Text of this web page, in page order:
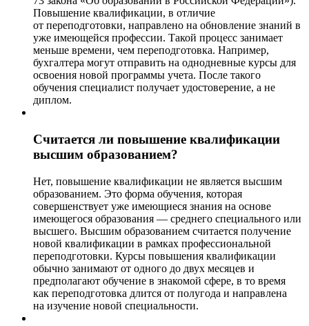
Повышение квалификации, в отличие
от переподготовки, направлено на обновление знаний в
уже имеющейся профессии. Такой процесс занимает
меньше времени, чем переподготовка. Например,
бухгалтера могут отправить на однодневные курсы для
освоения новой программы учета. После такого
обучения специалист получает удостоверение, а не
диплом.
Считается ли повышение квалификации
высшим образованием?
Нет, повышение квалификации не является высшим
образованием. Это форма обучения, которая
совершенствует уже имеющиеся знания на основе
имеющегося образования — среднего специального или
высшего. Высшим образованием считается получение
новой квалификации в рамках профессиональной
переподготовки. Курсы повышения квалификации
обычно занимают от одного до двух месяцев и
предполагают обучение в знакомой сфере, в то время
как переподготовка длится от полугода и направлена
на изучение новой специальности.